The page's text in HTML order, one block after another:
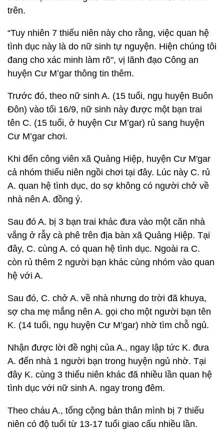
trên.
“Tuy nhiên 7 thiếu niên này cho rằng, việc quan hệ
tình dục này là do nữ sinh tự nguyện. Hiện chúng tôi
đang cho xác minh làm rõ", vị lãnh đạo Công an
huyện Cư M’gar thông tin thêm.
Trước đó, theo nữ sinh A. (15 tuổi, ngụ huyện Buôn
Đôn) vào tối 16/9, nữ sinh này được một bạn trai
tên C. (15 tuổi, ở huyện Cư M’gar) rủ sang huyện
Cư M’gar chơi.
Khi đến công viên xã Quảng Hiệp, huyện Cư M'gar
cả nhóm thiếu niên ngồi chơi tại đây. Lúc này C. rủ
A. quan hệ tình dục, do sợ không có người chở về
nhà nên A. đồng ý.
Sau đó A. bị 3 bạn trai khác đưa vào một căn nhà
vắng ở rẫy cà phê trên địa bàn xã Quảng Hiệp. Tại
đây, C. cùng A. có quan hệ tình dục. Ngoài ra C.
còn rủ thêm 2 người bạn khác cùng nhóm vào quan
hệ với A.
Sau đó, C. chở A. về nhà nhưng do trời đã khuya,
sợ cha mẹ mắng nên A. gọi cho một người bạn tên
K. (14 tuổi, ngụ huyện Cư M’gar) nhờ tìm chỗ ngủ.
Nhận được lời đề nghị của A., ngay lập tức K. đưa
A. đến nhà 1 người bạn trong huyện ngủ nhờ. Tại
đây K. cùng 3 thiếu niên khác đã nhiều lần quan hệ
tình dục với nữ sinh A. ngay trong đêm.
Theo cháu A., tổng cộng bản thân mình bị 7 thiếu
niên có độ tuổi từ 13-17 tuổi giao cấu nhiều lần.